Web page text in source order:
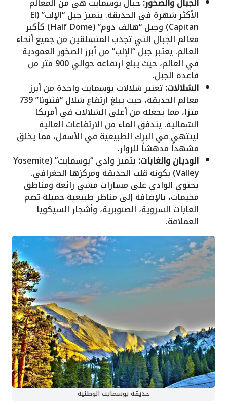
الأكثر شهرة في الحديقة. يتميز جبل “الإلب” (El
Capitan) وجبل “هالف دوم” (Half Dome) كأكبر
معالم الجبال التي تجذب المتسلقين من جميع أنحاء
العالم. يعتبر جبل “الإلب” من أبرز الصخور العمودية
في العالم، حيث يبلغ ارتفاعه حوالي 900 متر من
قاعدة الجبل.
الشلالات:تعتبر شلالات يوسمايت واحدة من أبرز
معالم الحديقة، حيث يبلغ ارتفاع شلال “فنتونا” 739
مترًا، مما يجعله من أعلى الشلالات في أمريكا
الشمالية. يتدفق الماء من الارتفاعات العالية
لينتهي في البرك الطبيعية في الأسفل، مما يخلق
مشهداً مدهشاً للزوار.
الوديان والغابات: يتميز وادي “يوسمايت” (Yosemite
Valley) بكونه قلب الحديقة ومركزها الجغرافي.
يحتوي الوادي على مسارات مشي رائعة ومناطق
مخيمات، بالإضافة إلى مناظر طبيعية جميلة تضم
الغابات السروية، الصنوبرية، وأشجار السيكويا
العملاقة.
حديقة يوسمايت الوطنية